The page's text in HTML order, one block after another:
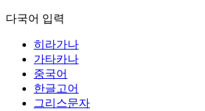
다국어 입력
히라가나
가타카나
중국어
한글고어
그리스문자